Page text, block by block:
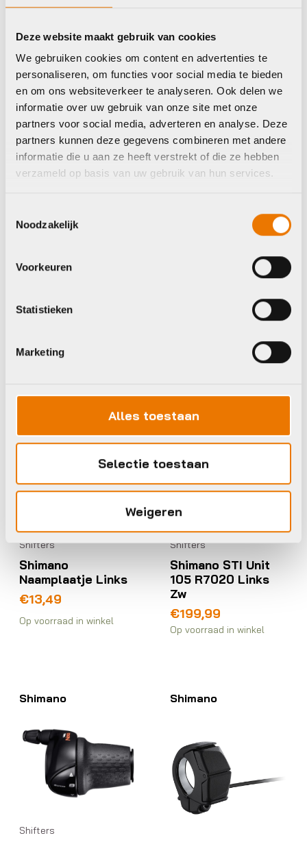
Deze website maakt gebruik van cookies
We gebruiken cookies om content en advertenties te
personaliseren, om functies voor social media te bieden
en om ons websiteverkeer te analyseren. Ook delen we
informatie over uw gebruik van onze site met onze
partners voor social media, adverteren en analyse. Deze
partners kunnen deze gegevens combineren met andere
informatie die u aan ze heeft verstrekt of die ze hebben
verzameld op basis van uw gebruik van hun services.
Noodzakelijk
Voorkeuren
Statistieken
Marketing
Alles toestaan
Selectie toestaan
Weigeren
Op voorraad in winkel
Shimano
MT210-B 9-Sp
Op voorraad in winkel
Shimano
Shimano Wireless
Unit Di2 D-Fly
Op voorraad in winkel
Shifters
Shimano
Naamplaatje Links
€13,49
Op voorraad in winkel
Shifters
Shimano STI Unit
105 R7020 Links
Zw
€199,99
Op voorraad in winkel
Shimano
Shifters
Shimano